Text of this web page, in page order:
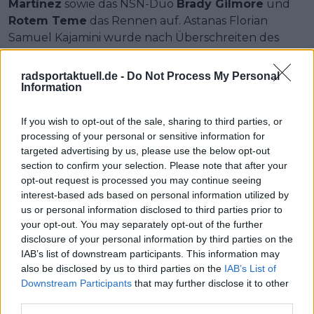
radsportaktuell.de - Do Not Process My Personal
Information
If you wish to opt-out of the sale, sharing to third parties, or
processing of your personal or sensitive information for
targeted advertising by us, please use the below opt-out
section to confirm your selection. Please note that after your
opt-out request is processed you may continue seeing
interest-based ads based on personal information utilized by
us or personal information disclosed to third parties prior to
your opt-out. You may separately opt-out of the further
disclosure of your personal information by third parties on the
IAB’s list of downstream participants. This information may
also be disclosed by us to third parties on the IAB’s List of
Downstream Participants that may further disclose it to other
Martínez sowie das NSN-Duo Brady Gilmore und
Rotem Teme das Rennen auf. Astanas Florian
Samuel Kajamini wurde nach Überschreiten des
Zeitlimits aus dem Rennen genommen.
Newsletter abonnieren!
Nachdem du auf „Abonnieren“ geklickt hast,
erhältst du sofort eine E-Mail von uns. Bei
einigen Lesern landet diese im Spam-
Ordner – überprüfe ihn daher bitte ebenfalls.
Alle wichtigen News, Ergebnisse und
Rennvorschauen – täglich kompakt per E-
Mail.
Abonnieren